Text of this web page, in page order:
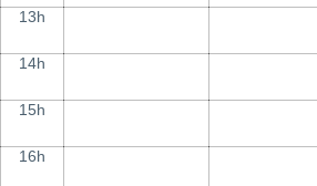
13h
14h
15h
16h